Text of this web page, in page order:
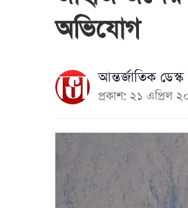
অভিযোগ
আন্তর্জাতিক ডেস্ক
প্রকাশ: ২১ এপ্রিল